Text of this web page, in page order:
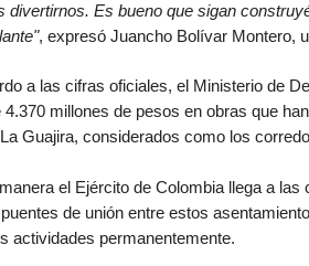
divertirnos. Es bueno que sigan
, expresó Juancho Bolívar Montero,
a las cifras oficiales, el Ministerio de
4.370 millones de pesos en obras que
Guajira, considerados como los
el Ejército de Colombia llega a
de unión entre estos
actividades permanentemente.